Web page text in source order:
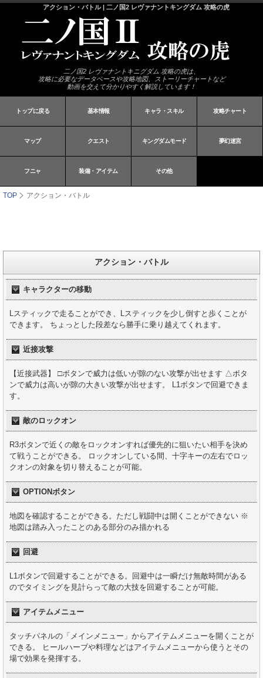
アクション・バトル | 二ノ国2 レヴァナントキングダム 攻略の虎
二ノ国2 レヴァナントキニグダム 攻略の虎は、
攻略に必要なデータベースや攻略地図、ストーリーチャートなど
動画を交えて分かりやすく解説しています！
トップに戻る 基本情報 キャラ・スキル 攻略チャート
マップ クエスト キングダムモード 夢幻迷宮
フニャ 装備・アイテム その他
TOP アクション・バトル
アクション・バトル
キャラクターの移動
Lスティックで走ることができ、Lスティックを少し倒すと歩くことが
できます。 ちょっとした段差なら勝手に乗り越えてくれます。
近接攻撃
【近接武器】 □ボタンで威力は低いが隙のない攻撃が出せます △ボタ
ンで威力は高いが隙の大きい攻撃が出せます。 L1ボタンで回避できま
す。
敵のロックオン
R3ボタンで近くの敵をロックオンすれば優先的に狙いたい相手を決め
て戦うことができる。 ロックオンしている間、十字キーの左右でロッ
クオンの対象を切り替えることが可能。
OPTIONボタン
地図を確認することができる。ただし戦闘中は開くことができない ※
地図は踏み入ったことのある部分のみ描かれる
回避
L1ボタンで回避することができる。回避中は一瞬だけ無敵時間がある
のでタイミングを見計らって敵の大技を回避することが可能。
アイテムメニュー
タッチパネルの「メインメニュー」からアイテムメニューを開くことが
できる。 ヒールハーブや料理などはアイテムメニューから使うとその
場で効果を発揮する。